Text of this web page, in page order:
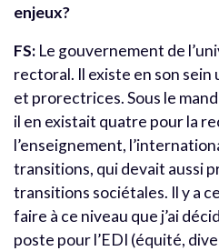
enjeux?
FS: Le gouvernement de
rectoral. Il existe en son
et prorectrices. Sous le
il en existait quatre pour la
l’enseignement,
transitions, qui devait aussi
transitions sociétales. Il y a
faire à ce niveau que j’ai
poste pour l’EDI (équité,